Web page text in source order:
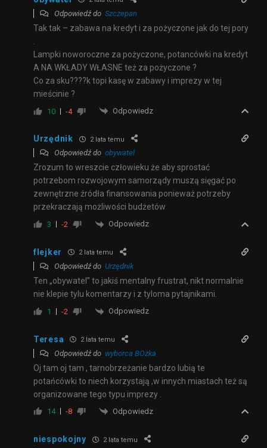
Odpowiedź do Szczepan
Tak tak – zabawa na kredyt i za pożyczone jak do tej pory
Lampki noworoczne za pożyczone, potancówki na kredyt
A NA WKŁADY WŁASNE też za pożyczone ?
Co za sku????k topi kasę w zabawy i imprezy w tej
mieścinie ?
10 -4 Odpowiedz
Urzędnik 2 lata temu
Odpowiedź do obywatel
Zrozum to wreszcie człowieku że aby sprostać
potrzebom rozwojowym samorządy muszą sięgać po
zewnętrzne źródła finansowania ponieważ potrzeby
przekraczają możliwości budżetów
3 -2 Odpowiedz
flejker 2 lata temu
Odpowiedź do Urzędnik
Ten „obywatel” to jakiś mentalny frustrat, nikt normalnie
nie klepie tylu komentarzy i z tyloma pytajnikami.
1 -2 Odpowiedz
Teresa 2 lata temu
Odpowiedź do wyborca BOżka
Oj tam oj tam , tarnobrzeżanie bardzo lubią te
potańcówki to niech korzystają ,w innych miastach też są
organizowane tego typu imprezy .
14 -8 Odpowiedz
niespokojny 2 lata temu